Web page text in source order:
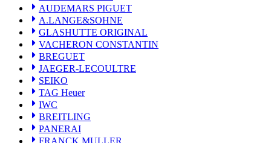
SEIKO
TAG Heuer
IWC
BREITLING
PANERAI
FRANCK MULLER
HUBLOT
BLANCPAIN
ZENITH
HARRY WINSTON
LOUIS VUITTON
CHANEL
AUDEMARS PIGUET
A.LANGE&SOHNE
GLASHUTTE ORIGINAL
VACHERON CONSTANTIN
BREGUET
JAEGER-LECOULTRE
SEIKO
TAG Heuer
IWC
BREITLING
PANERAI
FRANCK MULLER